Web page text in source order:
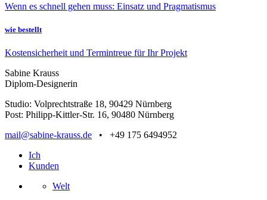
Wenn es schnell gehen muss: Einsatz und Pragmatismus
wie bestellt
Kostensicherheit und Termintreue für Ihr Projekt
Sabine Krauss
Diplom-Designerin
Studio: Volprechtstraße 18, 90429 Nürnberg
Post: Philipp-Kittler-Str. 16, 90480 Nürnberg
mail@sabine-krauss.de • +49 175 6494952
Ich
Kunden
Welt